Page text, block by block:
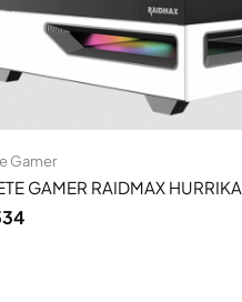
Gamer
GAMER RAIDMAX HURRIKA